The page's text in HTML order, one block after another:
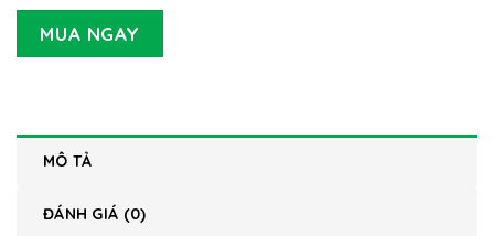
MUA NGAY
MÔ TẢ
ĐÁNH GIÁ (0)